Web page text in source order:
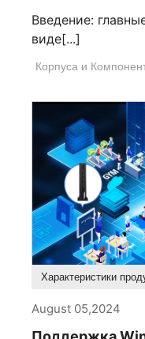
Введение:
виде[...]
Корпуса и
Характеристики
August 05,2024